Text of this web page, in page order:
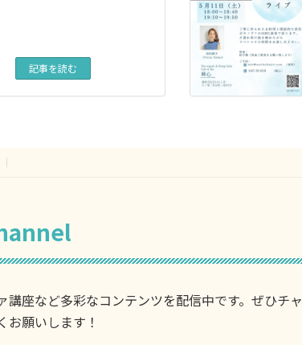
記事を読む
講座など多彩なコンテンツを配信中です。ぜひチャ
お願いします！